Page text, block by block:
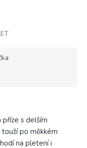
příze s delším
po měkkém
na pletení i